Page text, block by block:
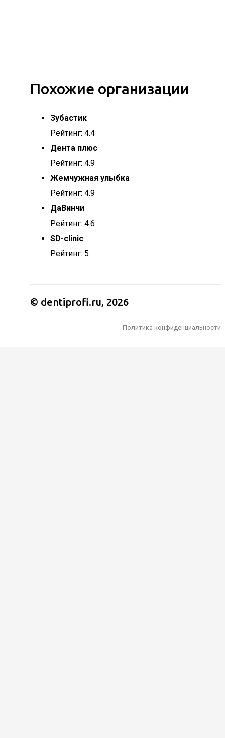
Похожие организации
Зубастик
Рейтинг: 4.4
Дента плюс
Рейтинг: 4.9
Жемчужная улыбка
Рейтинг: 4.9
ДаВинчи
Рейтинг: 4.6
SD-clinic
Рейтинг: 5
© dentiprofi.ru, 2026
Политика конфиденциальности